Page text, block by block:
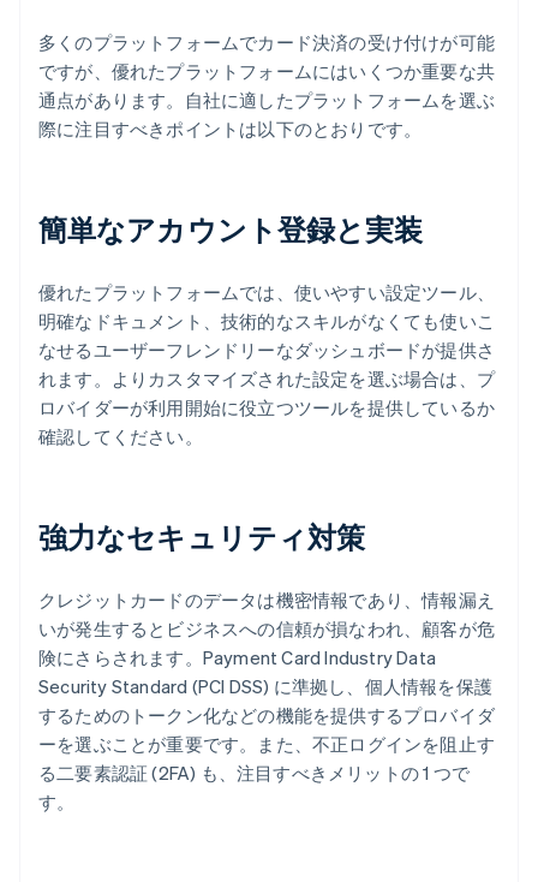
多くのプラットフォームでカード決済の受け付けが可能
ですが、優れたプラットフォームにはいくつか重要な共
通点があります。自社に適したプラットフォームを選ぶ
際に注目すべきポイントは以下のとおりです。
簡単なアカウント登録と実装
優れたプラットフォームでは、使いやすい設定ツール、
明確なドキュメント、技術的なスキルがなくても使いこ
なせるユーザーフレンドリーなダッシュボードが提供さ
れます。よりカスタマイズされた設定を選ぶ場合は、プ
ロバイダーが利用開始に役立つツールを提供しているか
確認してください。
強力なセキュリティ対策
クレジットカードのデータは機密情報であり、情報漏え
いが発生するとビジネスへの信頼が損なわれ、顧客が危
険にさらされます。Payment Card Industry Data
Security Standard (PCI DSS) に準拠し、個人情報を保護
するためのトークン化などの機能を提供するプロバイダ
ーを選ぶことが重要です。また、不正ログインを阻止す
る二要素認証 (2FA) も、注目すべきメリットの 1 つで
す。